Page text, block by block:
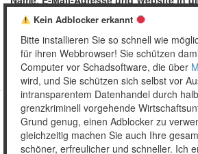
meinen nächsten Kommentar speichern.
Copyright © 2026 Unser
MobileWordPress Theme by
Kein Adblocker erkannt
Bitte installieren Sie so schnell wie
für ihren Webbrowser! Sie schützen
Computer vor Schadsoftware, die über
wird, und Sie schützen sich selbst vor
intransparentem Datenhandel durch
grenzkriminell vorgehende
Grund genug, einen Adblocker zu
gleichzeitig machen Sie auch Ihre
schöner, erfreulicher und schneller. Ich